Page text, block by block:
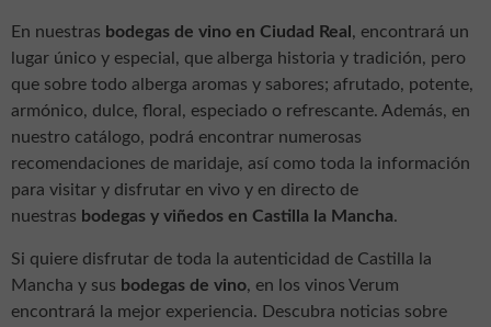
En nuestras bodegas de vino en Ciudad Real , encontrará un
lugar único y especial, que alberga historia y tradición, pero
que sobre todo alberga aromas y sabores; afrutado, potente,
armónico, dulce, floral, especiado o refrescante. Además, en
nuestro catálogo, podrá encontrar numerosas
recomendaciones de maridaje, así como toda la información
para visitar y disfrutar en vivo y en directo de
nuestras bodegas y viñedos en Castilla la Mancha.
Si quiere disfrutar de toda la autenticidad de Castilla la
Mancha y sus bodegas de vino, en los vinos Verum
encontrará la mejor experiencia. Descubra noticias sobre